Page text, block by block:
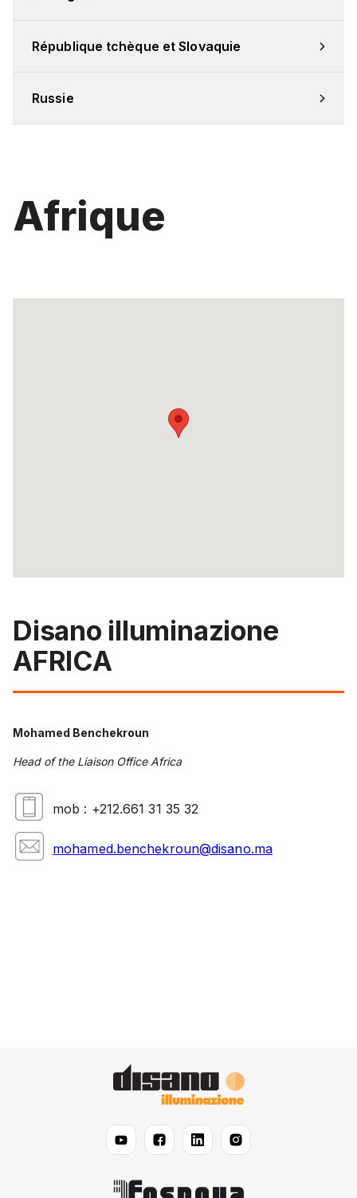
République tchèque et Slovaquie
Russie
Afrique
Disano illuminazione
AFRICA
Mohamed Benchekroun
Head of the Liaison Office Africa
mob : +212.661 31 35 32
mohamed.benchekroun@disano.ma